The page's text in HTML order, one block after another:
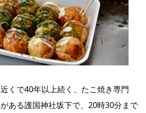
くで40年以上続く、たこ焼き専門
ある護国神社坂下で、20時30分まで